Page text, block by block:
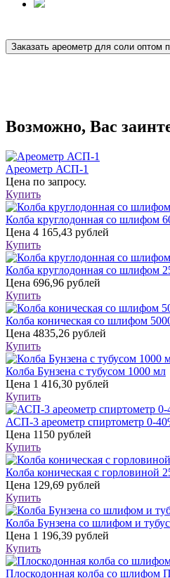
Заказать ареометр для соли оптом
Возможно, Вас
Ареометр АСП-1
Цена по запросу.
Купить
Колба круглодонная со шлифом
Цена 4 165,43 рублей
Купить
Колба круглодонная со шлифом
Цена 696,96 рублей
Купить
Колба коническая со шлифом
Цена 4835,26 рублей
Купить
Колба Бунзена с тубусом 1000 мл
Цена 1 416,30 рублей
Купить
АСП-3 ареометр спиртометр 0-
Цена 1150 рублей
Купить
Колба коническая с горловиной
Цена 129,69 рублей
Купить
Колба Бунзена со шлифом и
Цена 1 196,39 рублей
Купить
Плоскодонная колба со шлифом